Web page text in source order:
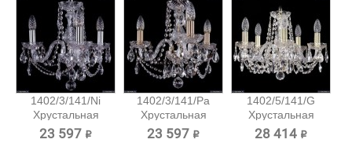
1402/3/141/Ni
Хрустальная
подвесная...
23 597 ₽
1402/3/141/Pa
Хрустальная
подвесная...
23 597 ₽
1402/5/141/G
Хрустальная
подвесная...
28 414 ₽